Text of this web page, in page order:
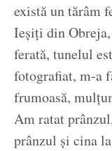
există un tărâm
Ieșiți din
ferată, tunelul
fotografiat, m-a
frumoasă,
Am ratat
prânzul și cina